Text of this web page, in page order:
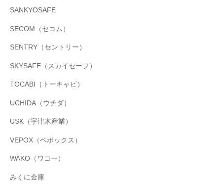
SANKYOSAFE
SECOM（セコム）
SENTRY（セントリー）
SKYSAFE（スカイセーフ）
TOCABI（トーキャビ）
UCHIDA（ウチダ）
USK（宇津木産業）
VEPOX（ベポックス）
WAKO（ワコー）
みくに金庫